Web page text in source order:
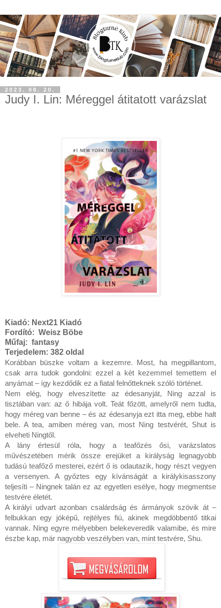
2023. 08. 20.
Judy I. Lin: Méreggel átitatott varázslat
Kiadó: Next21 Kiadó
Fordító: Weisz Böbe
Műfaj: fantasy
Terjedelem: 382 oldal
Korábban büszke voltam a kezemre. Most, ha megpillantom,
csak arra tudok gondolni: ezzel a két kezemmel temettem el
anyámat – így kezdődik ez a fiatal felnőtteknek szóló történet.
Nem elég, hogy elveszítette az édesanyját, Ning azzal is
tisztában van: az ő hibája volt. Teát főzött, amelyről nem tudta,
hogy méreg van benne – és az édesanyja ezt itta meg, ebbe halt
bele. A tea, amiben méreg van, most Ning testvérét, Shut is
elveheti Ningtől.
A lány értesül róla, hogy a teafőzés ősi, varázslatos
művészetében mérik össze erejüket a királyság legnagyobb
tudású teafőző mesterei, ezért ő is odautazik, hogy részt vegyen
a versenyen. A győztes egy kívánságát a királykisasszony
teljesíti – Ningnek talán ez az egyetlen esélye, hogy megmentse
testvére életét.
A királyi udvart azonban csalárdság és ármányok szövik át –
felbukkan egy jóképű, rejtélyes fiú, akinek megdöbbentő titkai
vannak. Ning egyre mélyebben belekeveredik valamibe, és mire
észbe kap, már nagyobb veszélyben van, mint testvére, Shu.